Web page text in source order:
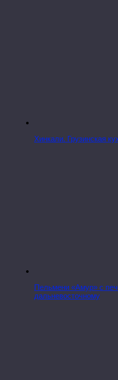
Хинкали. Грузинская
Пельмени «Амур» с
дальневосточному